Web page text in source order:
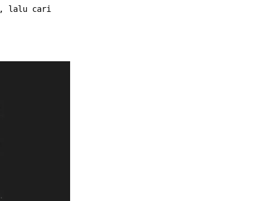
, lalu cari